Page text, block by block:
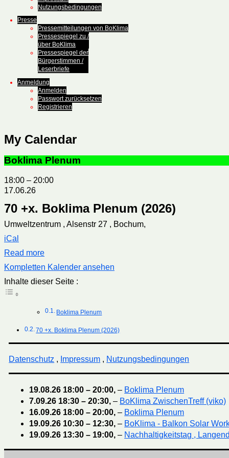
Nutzungsbedingungen
Presse
Pressemitteilungen von BoKlima
Pressespiegel zu /
über BoKlima
Pressespiegel der
Bürgerstimmen /
Leserbriefe
Anmeldung
Anmelden
Passwort zurücksetzen
Registrieren
My Calendar
Boklima Plenum
18:00 – 20:00
17.06.26
70 +x. Boklima Plenum (2026)
Umweltzentrum , Alsenstr 27 , Bochum,
iCal
Read more
Kompletten Kalender ansehen
Inhalte dieser Seite :
Boklima Plenum
70 +x. Boklima Plenum (2026)
Datenschutz , Impressum , Nutzungsbedingungen
19.08.26 18:00 – 20:00,– Boklima Plenum
7.09.26 18:30 – 20:30,– BoKlima ZwischenTreff (viko)
16.09.26 18:00 – 20:00,– Boklima Plenum
19.09.26 10:30 – 12:30,– BoKlima - Balkon Solar
19.09.26 13:30 – 19:00,– Nachhaltigkeitstag ,